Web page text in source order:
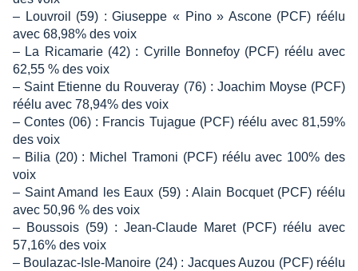
– Louvroil (59) : Giuseppe « Pino » Ascone (PCF) réélu
avec 68,98% des voix
– La Ricamarie (42) : Cyrille Bonnefoy (PCF) réélu avec
62,55 % des voix
– Saint Etienne du Rouveray (76) : Joachim Moyse (PCF)
réélu avec 78,94% des voix
– Contes (06) : Francis Tujague (PCF) réélu avec 81,59%
des voix
– Bilia (20) : Michel Tramoni (PCF) réélu avec 100% des
voix
– Saint Amand les Eaux (59) : Alain Bocquet (PCF) réélu
avec 50,96 % des voix
– Boussois (59) : Jean-Claude Maret (PCF) réélu avec
57,16% des voix
– Boulazac-Isle-Manoire (24) : Jacques Auzou (PCF) réélu